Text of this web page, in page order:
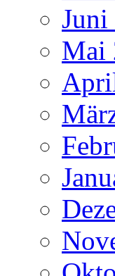
Juni
Mai